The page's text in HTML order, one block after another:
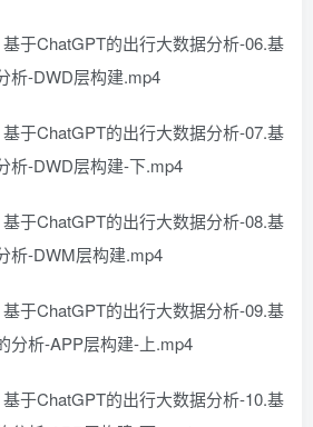
于ChatGPT的出行大数据分析-06.基
析-DWD层构建.mp4
于ChatGPT的出行大数据分析-07.基
析-DWD层构建-下.mp4
于ChatGPT的出行大数据分析-08.基
析-DWM层构建.mp4
于ChatGPT的出行大数据分析-09.基
分析-APP层构建-上.mp4
于ChatGPT的出行大数据分析-10.基